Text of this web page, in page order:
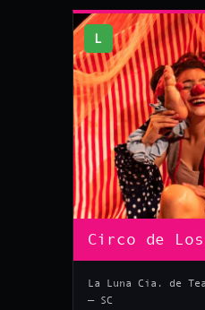
L
Circo de
La Luna Cia. de
— SC